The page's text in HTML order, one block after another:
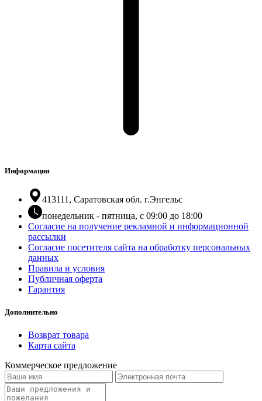
Информация
413111, Саратовская обл. г.Энгельс
понедельник - пятница, с 09:00 до 18:00
Согласие на получение рекламной и информационной
рассылки
Согласие посетителя сайта на обработку персональных
данных
Правила и условия
Публичная оферта
Гарантия
Дополнительно
Возврат товара
Карта сайта
Коммерческое предложение